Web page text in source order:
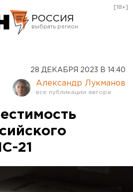
РОССИЯ
Оренбург
[18+]
28 ДЕКАБРЯ 2023 В 14:40
Александр Лукманов
21